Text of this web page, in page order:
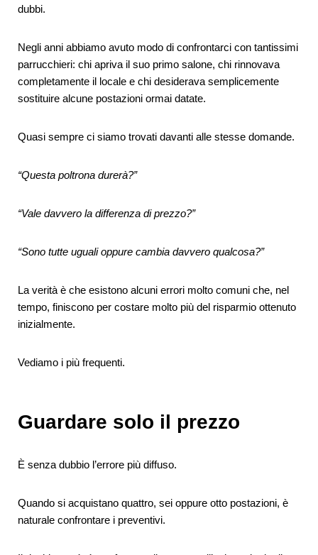
dubbi.
Negli anni abbiamo avuto modo di confrontarci con tantissimi
parrucchieri: chi apriva il suo primo salone, chi rinnovava
completamente il locale e chi desiderava semplicemente
sostituire alcune postazioni ormai datate.
Quasi sempre ci siamo trovati davanti alle stesse domande.
“Questa poltrona durerà?”
“Vale davvero la differenza di prezzo?”
“Sono tutte uguali oppure cambia davvero qualcosa?”
La verità è che esistono alcuni errori molto comuni che, nel
tempo, finiscono per costare molto più del risparmio ottenuto
inizialmente.
Vediamo i più frequenti.
Guardare solo il prezzo
È senza dubbio l’errore più diffuso.
Quando si acquistano quattro, sei oppure otto postazioni, è
naturale confrontare i preventivi.